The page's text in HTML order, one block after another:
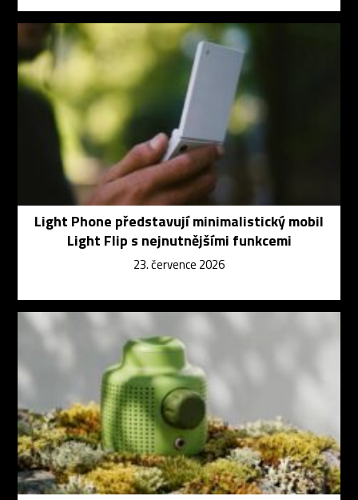
Light Phone představují minimalistický mobil
Light Flip s nejnutnějšími funkcemi
23. července 2026